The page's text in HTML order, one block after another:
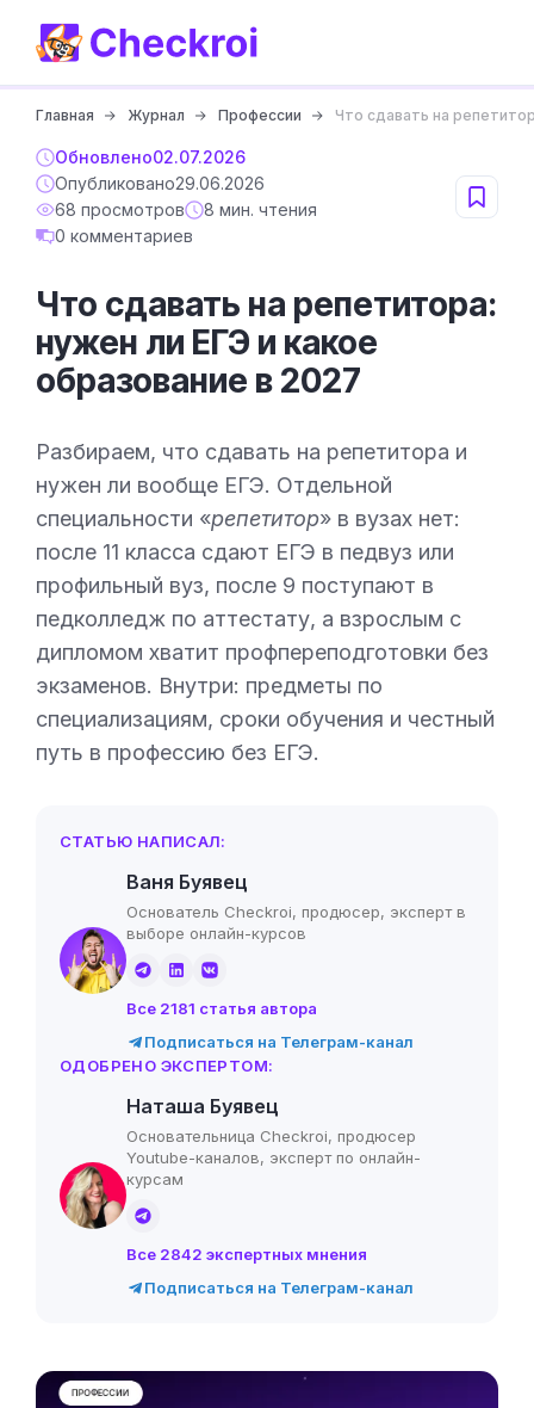
Главная Журнал Профессии Что сдавать на
Обновлено02.07.2026
Опубликовано29.06.2026
68 просмотров
8 мин. чтения
0 комментариев
Что сдавать на репетитора:
нужен ли ЕГЭ и какое
образование в 2027
Разбираем, что сдавать на репетитора и
нужен ли вообще ЕГЭ. Отдельной
специальности «репетитор» в вузах нет:
после 11 класса сдают ЕГЭ в педвуз или
профильный вуз, после 9 поступают в
педколледж по аттестату, а взрослым с
дипломом хватит профпереподготовки без
экзаменов. Внутри: предметы по
специализациям, сроки обучения и честный
путь в профессию без ЕГЭ.
СТАТЬЮ НАПИСАЛ:
Ваня Буявец
Основатель Checkroi, продюсер, эксперт в
выборе онлайн-курсов
Все 2181 статья автора
Подписаться на Телеграм-канал
ОДОБРЕНО ЭКСПЕРТОМ:
Наташа Буявец
Основательница Checkroi, продюсер
Youtube-каналов, эксперт по онлайн-
курсам
Все 2842 экспертных мнения
Подписаться на Телеграм-канал